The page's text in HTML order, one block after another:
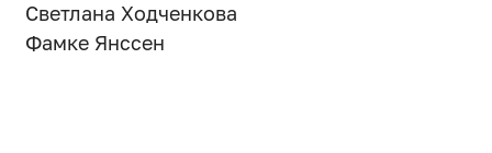
Светлана Ходченкова
Фамке Янссен